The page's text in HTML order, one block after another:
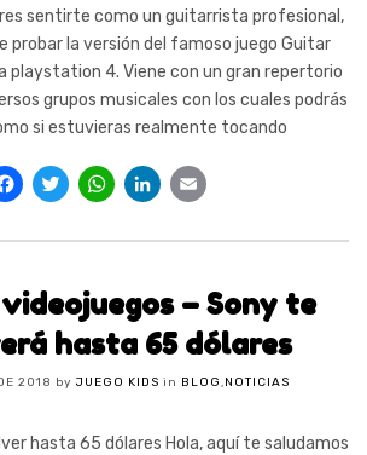
sentirte como un guitarrista profesional,
probar la versión del famoso juego Guitar
playstation 4. Viene con un gran repertorio
grupos musicales con los cuales podrás
si estuvieras realmente tocando
Facebook
Twitter
WhatsApp
LinkedIn
– Sony te
hasta 65 dólares
2018 by JUEGO KIDS in BLOG,NOTICIAS
hasta 65 dólares Hola, aquí te saludamos